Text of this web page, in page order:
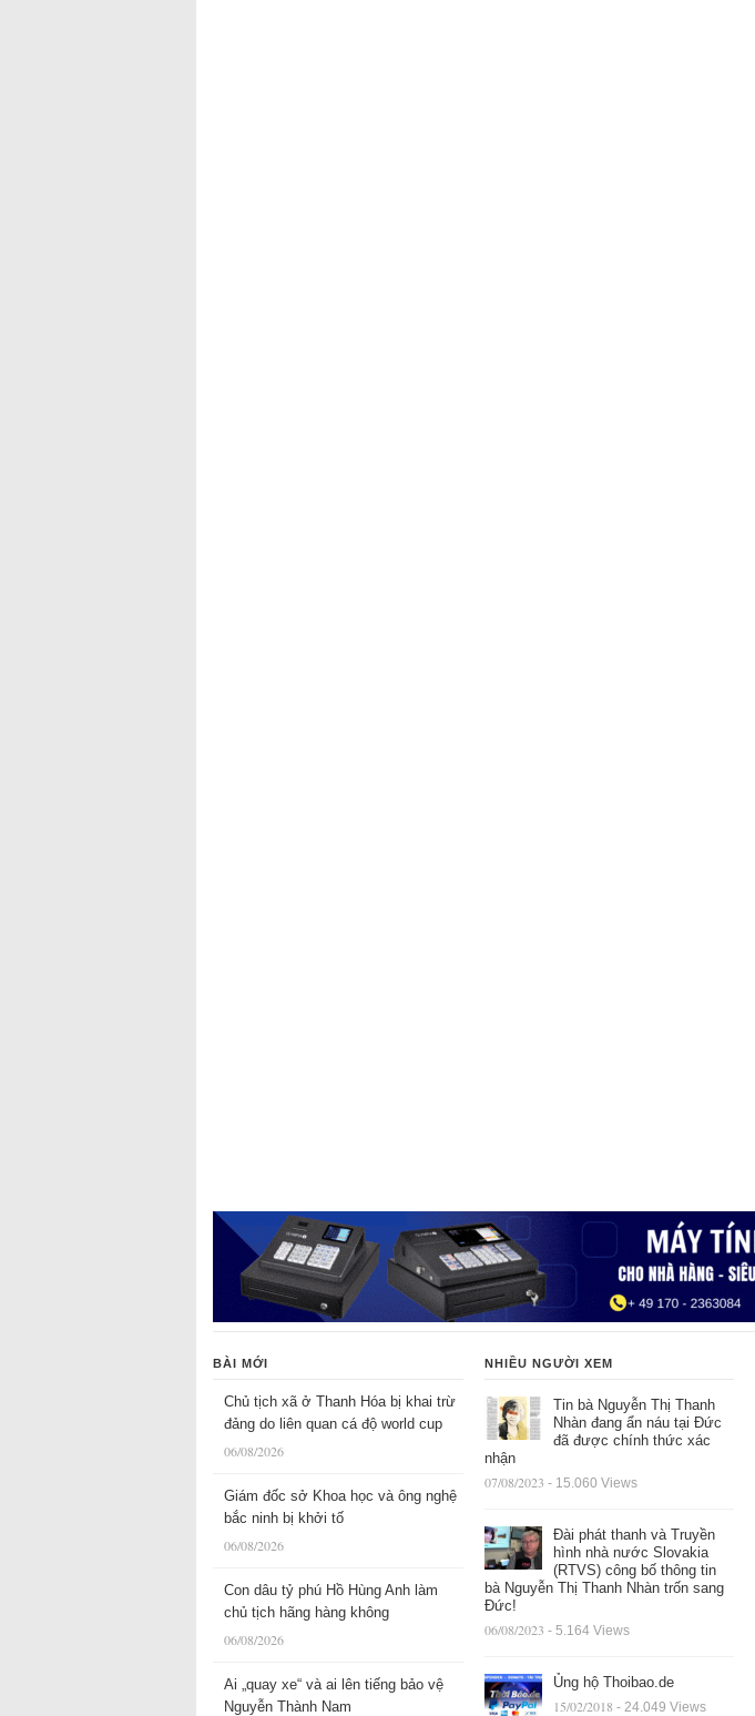
BÀI MỚI
Chủ tịch xã ở Thanh Hóa bị khai trừ
đảng do liên quan cá độ world cup
06/08/2026
Giám đốc sở Khoa học và ông nghệ
bắc ninh bị khởi tố
06/08/2026
Con dâu tỷ phú Hồ Hùng Anh làm
chủ tịch hãng hàng không
06/08/2026
Ai „quay xe“ và ai lên tiếng bảo vệ
Nguyễn Thành Nam
NHIỀU NGƯỜI XEM
Tin bà Nguyễn Thị Thanh
Nhàn đang ẩn náu tại Đức
đã được chính thức xác
nhận
07/08/2023 - 15.060 Views
Đài phát thanh và Truyền
hình nhà nước Slovakia
(RTVS) công bố thông tin
bà Nguyễn Thị Thanh Nhàn trốn sang
Đức!
06/08/2023 - 5.164 Views
Ủng hộ Thoibao.de
15/02/2018 - 24.049 Views